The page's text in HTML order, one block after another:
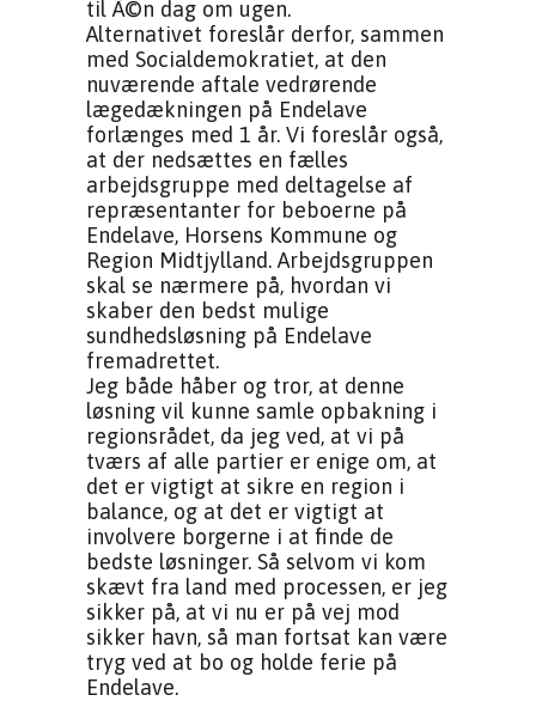
til Ã©n dag om ugen.
Alternativet foreslår derfor, sammen
med Socialdemokratiet, at den
nuværende aftale vedrørende
lægedækningen på Endelave
forlænges med 1 år. Vi foreslår også,
at der nedsættes en fælles
arbejdsgruppe med deltagelse af
repræsentanter for beboerne på
Endelave, Horsens Kommune og
Region Midtjylland. Arbejdsgruppen
skal se nærmere på, hvordan vi
skaber den bedst mulige
sundhedsløsning på Endelave
fremadrettet.
Jeg både håber og tror, at denne
løsning vil kunne samle opbakning i
regionsrådet, da jeg ved, at vi på
tværs af alle partier er enige om, at
det er vigtigt at sikre en region i
balance, og at det er vigtigt at
involvere borgerne i at finde de
bedste løsninger. Så selvom vi kom
skævt fra land med processen, er jeg
sikker på, at vi nu er på vej mod
sikker havn, så man fortsat kan være
tryg ved at bo og holde ferie på
Endelave.